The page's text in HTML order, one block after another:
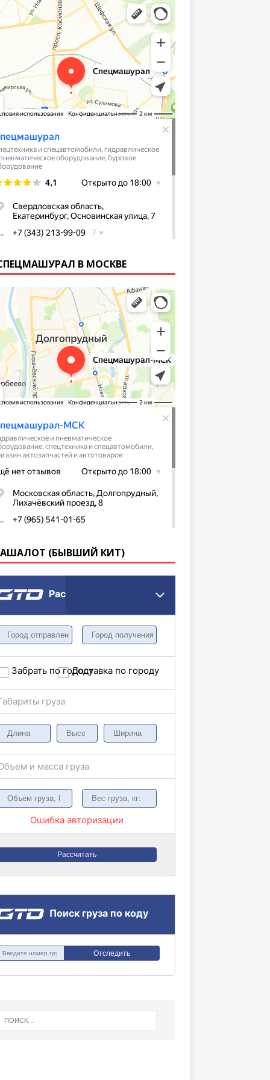
В МОСКВЕ
(БЫВШИЙ КИТ)
Расчет грузоперевозки
Забрать по городуДоставка по городу
груза
и масса груза
Ошибка авторизации
Рассчитать
Поиск груза по коду
Отследить